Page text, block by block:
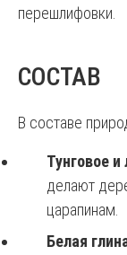
перешлифовки.
СОСТАВ
В составе
Тунговое
делают
царапинам.
Белая